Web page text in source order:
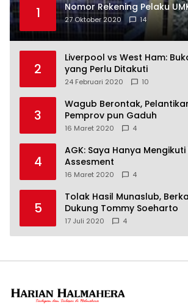
1 Nomor Rekening Pelaku
27 Oktober 2020 14
2
Liverpool vs West Ham:
yang Perlu Ditakuti
24 Februari 2020 10
3
Wagub Berontak,
Pemprov pun Gaduh
16 Maret 2020 4
4
AGK: Saya Hanya Mengikuti
Assesment
16 Maret 2020 4
5
Tolak Hasil Munaslub,
Dukung Tommy Soeharto
17 Juli 2020 4